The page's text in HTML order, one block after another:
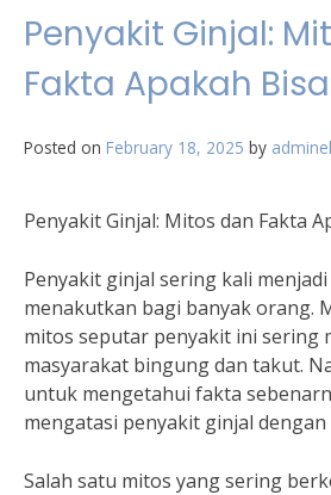
Penyakit Ginjal:
Fakta Apakah
Posted on February 18, 2025 by
Penyakit Ginjal: Mitos dan Fakta
Penyakit ginjal sering kali
menakutkan bagi banyak orang.
mitos seputar penyakit ini sering
masyarakat bingung dan takut.
untuk mengetahui fakta
mengatasi penyakit ginjal dengan
Salah satu mitos yang sering